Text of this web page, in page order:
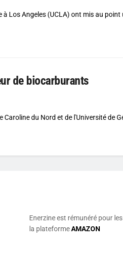
à Los Angeles (UCLA) ont mis au
de biocarburants
Caroline du Nord et de l'Université de
Enerzine est rémunéré pour
la plateformeAMAZON